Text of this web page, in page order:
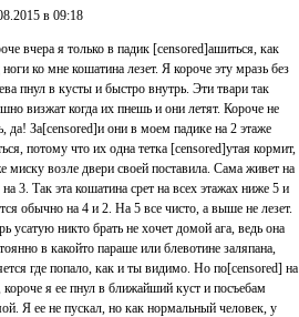
в 09:18
вчера я только в падик [censored]ашиться, как
ко мне кошатина лезет. Я короче эту мразь без
пнул в кусты и быстро внутрь. Эти твари так
визжат когда их пнешь и они летят. Короче не
да! За[censored]и они в моем падике на 2 этаже
потому что их одна тетка [censored]утая кормит,
миску возле двери своей поставила. Сама живет на
3. Так эта кошатина срет на всех этажах ниже 5 и
обычно на 4 и 2. На 5 все чисто, а выше не лезет.
усатую никто брать не хочет домой ага, ведь она
в какойто параше или блевотине заляпана,
где попало, как и ты видимо. Но по[censored] на
короче я ее пнул в ближайший куст и посъебам
Я ее не пускал, но как нормальный человек, у